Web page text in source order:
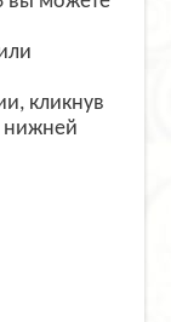
кликнув
нижней